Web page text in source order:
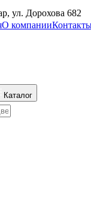
ул. Дорохова 682
О компании
Каталог